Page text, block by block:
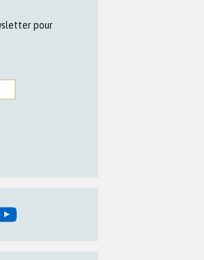
pour